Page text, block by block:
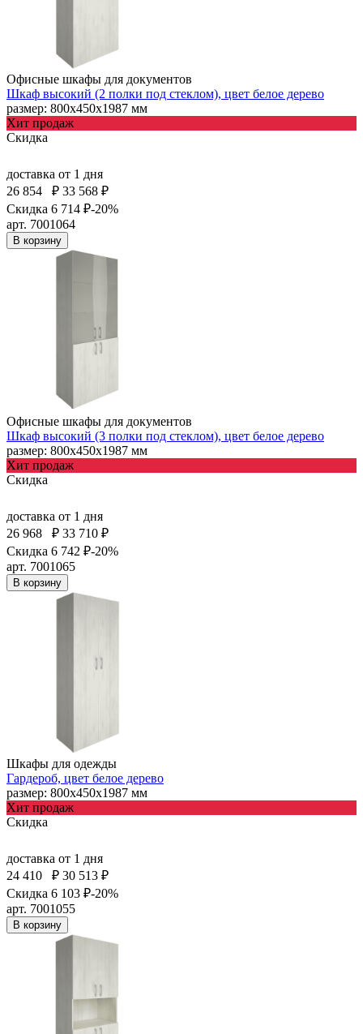
Офисные шкафы для документов
Шкаф высокий (2 полки под стеклом), цвет белое дерево
размер: 800х450х1987 мм
Хит продаж
Скидка
доставка от 1 дня
26 854
₽ 33 568 ₽
Скидка 6 714 ₽-20%
арт. 7001064
В корзину
Офисные шкафы для документов
Шкаф высокий (3 полки под стеклом), цвет белое дерево
размер: 800х450х1987 мм
Хит продаж
Скидка
доставка от 1 дня
26 968
₽ 33 710 ₽
Скидка 6 742 ₽-20%
арт. 7001065
В корзину
Шкафы для одежды
Гардероб, цвет белое дерево
размер: 800х450х1987 мм
Хит продаж
Скидка
доставка от 1 дня
24 410
₽ 30 513 ₽
Скидка 6 103 ₽-20%
арт. 7001055
В корзину